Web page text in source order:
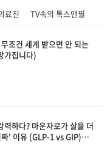
료진 TV속의 톡스앤필
조건 세게 받으면 안 되는
가집니다)
력하다? 마운자로가 살을 더
' 이유 (GLP-1 vs GIP)ㅣ